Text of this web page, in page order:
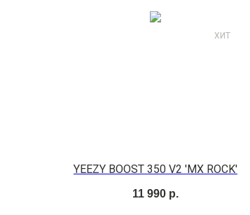
ХИТ
YEEZY BOOST 350 V2 'MX ROCK'
11 990 р.